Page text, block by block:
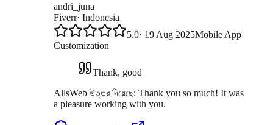
andri_juna
Fiverr· Indonesia
5.0· 19 Aug 2025Mobile App
Customization
Thank, good
AllsWeb উত্তর দিয়েছে: Thank you so much! It was
a pleasure working with you.